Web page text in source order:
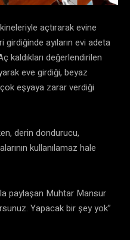
açtırarak evine
ayıların evi adeta
kaldıkları değerlendirilen
eve girdiği, beyaz
eşyaya zarar verdiği
derin dondurucu,
kullanılamaz hale
paylaşan Muhtar Mansur
Yapacak bir şey yok”